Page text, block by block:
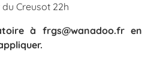
Creusot 22h
à frgs@wanadoo.fren